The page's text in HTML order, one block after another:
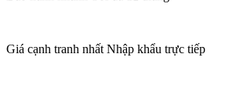
Giá cạnh tranh nhất Nhập khẩu trực tiếp